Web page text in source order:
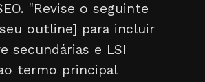
"Revise o seguinte
outline] para incluir
secundárias e LSI
termo principal